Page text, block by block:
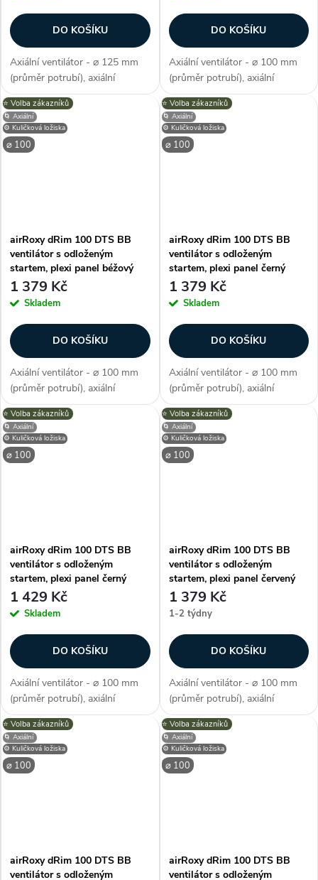
DO KOŠÍKU
Axiální ventilátor - ⌀ 125 mm
(průměr potrubí), axiální
konstrukce, průtok vzduchu
140 m3/h, příkon 10 W, napětí
230 V, krytí IP X2, hlučnost 34
dB/A, max. provozní teplota
max....
DO KOŠÍKU
Axiální ventilátor - ⌀ 100 mm
(průměr potrubí), axiální
konstrukce, průtok vzduchu 93
m3/h, barva bílá, příkon 8 W,
napětí 230 V, krytí IP X2,
hlučnost 26 dB/A, max.
provozní...
⚙️ Kuličková ložiska
⌀ 100
⭐️ Volba zákazníků
🌀 Axiální
airRoxy dRim 100 DTS BB
ventilátor s odloženým
startem, plexi panel béžový
1 379 Kč
Skladem
DO KOŠÍKU
Axiální ventilátor - ⌀ 100 mm
(průměr potrubí), axiální
konstrukce, průtok vzduchu 93
m3/h, barva béžová, příkon 8
W, napětí 230 V, krytí IP X2,
hlučnost 26 dB/A, max.
provozní...
⚙️ Kuličková ložiska
⌀ 100
⭐️ Volba zákazníků
🌀 Axiální
airRoxy dRim 100 DTS BB
ventilátor s odloženým
startem, plexi panel černý
1 379 Kč
Skladem
DO KOŠÍKU
Axiální ventilátor - ⌀ 100 mm
(průměr potrubí), axiální
konstrukce, průtok vzduchu 93
m3/h, barva černá, příkon 8 W,
napětí 230 V, krytí IP X2,
hlučnost 26 dB/A, max.
provozní...
⚙️ Kuličková ložiska
⌀ 100
⭐️ Volba zákazníků
🌀 Axiální
airRoxy dRim 100 DTS BB
ventilátor s odloženým
startem, plexi panel černý
matný
1 429 Kč
Skladem
DO KOŠÍKU
Axiální ventilátor - ⌀ 100 mm
(průměr potrubí), axiální
konstrukce, průtok vzduchu 93
m3/h, barva černá, příkon 8 W,
napětí 230 V, krytí IP X2,
hlučnost 26 dB/A, max.
provozní...
⚙️ Kuličková ložiska
⌀ 100
⭐️ Volba zákazníků
🌀 Axiální
airRoxy dRim 100 DTS BB
ventilátor s odloženým
startem, plexi panel červený
1 379 Kč
1-2 týdny
DO KOŠÍKU
Axiální ventilátor - ⌀ 100 mm
(průměr potrubí), axiální
konstrukce, průtok vzduchu 93
m3/h, barva červená, příkon 8
W, napětí 230 V, krytí IP X2,
hlučnost 26 dB/A, max.
provozní...
⚙️ Kuličková ložiska
⌀ 100
⭐️ Volba zákazníků
🌀 Axiální
airRoxy dRim 100 DTS BB
ventilátor s odloženým
⚙️ Kuličková ložiska
⌀ 100
⭐️ Volba zákazníků
🌀 Axiální
airRoxy dRim 100 DTS BB
ventilátor s odloženým